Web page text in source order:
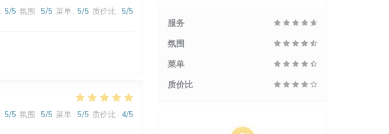
: 5/5 氛围 : 5/5 菜单 : 5/5 质价比 : 5/5
: 5/5 氛围 : 5/5 菜单 : 5/5 质价比 : 4/5
服务
氛围
菜单
质价比